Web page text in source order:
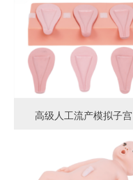
高级人工流产模拟子宫